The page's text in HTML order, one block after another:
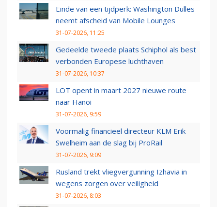
Einde van een tijdperk: Washington Dulles
neemt afscheid van Mobile Lounges
31-07-2026, 11:25
Gedeelde tweede plaats Schiphol als best
verbonden Europese luchthaven
31-07-2026, 10:37
LOT opent in maart 2027 nieuwe route
naar Hanoi
31-07-2026, 9:59
Voormalig financieel directeur KLM Erik
Swelheim aan de slag bij ProRail
31-07-2026, 9:09
Rusland trekt vliegvergunning Izhavia in
wegens zorgen over veiligheid
31-07-2026, 8:03